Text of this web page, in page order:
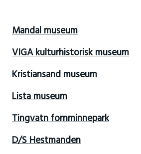
Mandal museum
VIGA kulturhistorisk museum
Kristiansand museum
Lista museum
Tingvatn fornminnepark
D/S Hestmanden